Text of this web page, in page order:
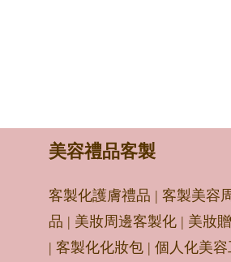
美容禮品客製
客製化護膚禮品 | 客製美容
品 | 美妝周邊客製化| 美妝
| 客製化化妝包| 個人化美容